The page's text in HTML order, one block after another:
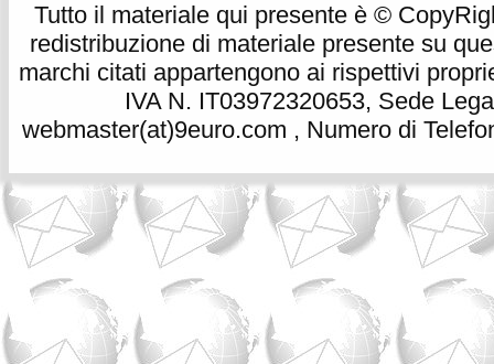
Tutto il materiale qui presente è ©
redistribuzione di materiale presente su
marchi citati appartengono ai rispettivi
IVA N. IT03972320653, Sede
webmaster(at)9euro.com , Numero di